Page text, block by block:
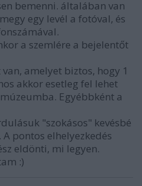
bemenni. általában van
egy levél a fotóval, és
a szemlére a bejelentőt
amelyet biztos, hogy 1
akkor esetleg fel lehet
Egyébbként a
"szokásos" kevésbé
pontos elhelyezkedés
eldönti, mi legyen.
:)